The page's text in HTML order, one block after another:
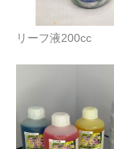
リーフ液200cc